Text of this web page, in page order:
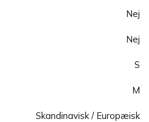
Nej
Nej
S
M
Skandinavisk / Europæisk